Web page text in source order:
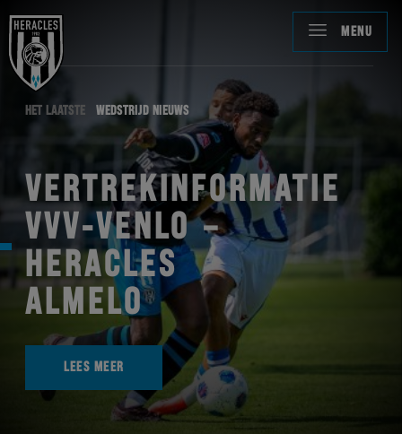
MENU
HET LAATSTE WEDSTRIJD NIEUWS
VERTREKINFORMATIE
VVV-VENLO –
HERACLES
ALMELO
LEES MEER